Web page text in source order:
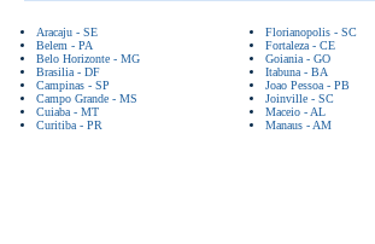
Aracaju - SE
Belem - PA
Belo Horizonte - MG
Brasilia - DF
Campinas - SP
Campo Grande - MS
Cuiaba - MT
Curitiba - PR
Florianopolis - SC
Fortaleza - CE
Goiania - GO
Itabuna - BA
Joao Pessoa - PB
Joinville - SC
Maceio - AL
Manaus - AM